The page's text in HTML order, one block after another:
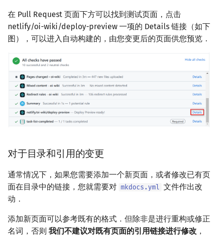
在 Pull Request 页面下方可以找到测试页面，点击
netlify/oi-wiki/deploy-preview 一项的 Details 链接（如下
图），可以进入自动构建的，由您变更后的页面供您预览．
对于目录和引用的变更
通常情况下，如果您需要添加一个新页面，或者修改已有页
面在目录中的链接，您就需要对 mkdocs.yml 文件作出改
动．
添加新页面可以参考既有的格式．但除非是进行重构或修正
名词，否则 我们不建议对既有页面的引用链接进行修改 ，